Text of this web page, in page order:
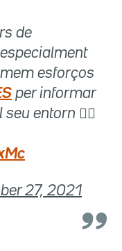
de
esforços
per informar
entorn 👇🏻
27, 2021